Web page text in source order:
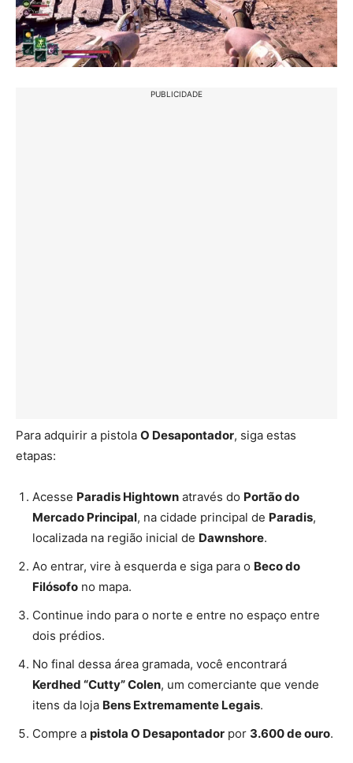
PUBLICIDADE
Para adquirir a pistola O Desapontador, siga estas
etapas:
Acesse Paradis Hightown através do Portão do
Mercado Principal, na cidade principal de Paradis,
localizada na região inicial de Dawnshore.
Ao entrar, vire à esquerda e siga para o Beco do
Filósofo no mapa.
Continue indo para o norte e entre no espaço entre
dois prédios.
No final dessa área gramada, você encontrará
Kerdhed “Cutty” Colen, um comerciante que vende
itens da loja Bens Extremamente Legais.
Compre a pistola O Desapontador por 3.600 de ouro.